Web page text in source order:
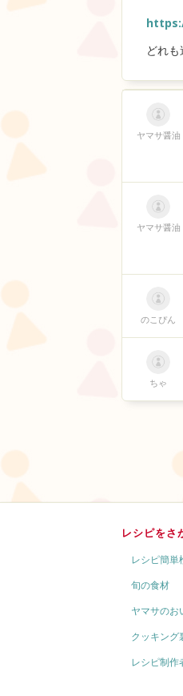
どれ
ヤマサ醤油
ヤマサ醤油
のこぴん
ちゃ
レシピをさ
レシピ簡単
旬の食材
ヤマサのお
クッキング
レシピ制作